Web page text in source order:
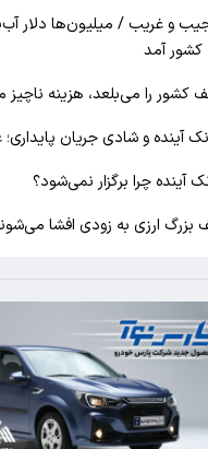
و غریب / میلیون‌ها دلار
کشور آمد
کشور را می‌بلعد، هزینه ناچیز
آینده و شادی جریان
آینده چرا برگزار نمی‌شود؟
بزرگ ارزی به زودی افشا